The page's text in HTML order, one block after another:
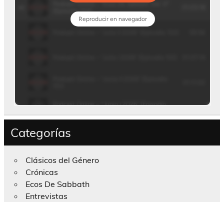
Categorías
Clásicos del Género
Crónicas
Ecos De Sabbath
Entrevistas